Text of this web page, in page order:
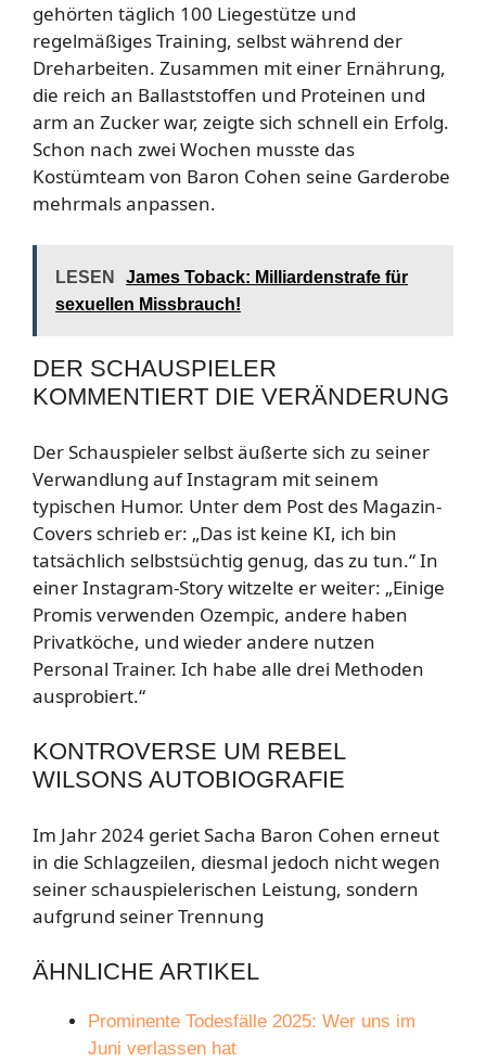
gehörten täglich 100 Liegestütze und
regelmäßiges Training, selbst während der
Dreharbeiten. Zusammen mit einer Ernährung,
die reich an Ballaststoffen und Proteinen und
arm an Zucker war, zeigte sich schnell ein Erfolg.
Schon nach zwei Wochen musste das
Kostümteam von Baron Cohen seine Garderobe
mehrmals anpassen.
LESEN
James Toback: Milliardenstrafe für
sexuellen Missbrauch!
DER SCHAUSPIELER
KOMMENTIERT DIE VERÄNDERUNG
Der Schauspieler selbst äußerte sich zu seiner
Verwandlung auf Instagram mit seinem
typischen Humor. Unter dem Post des Magazin-
Covers schrieb er: „Das ist keine KI, ich bin
tatsächlich selbstsüchtig genug, das zu tun.“ In
einer Instagram-Story witzelte er weiter: „Einige
Promis verwenden Ozempic, andere haben
Privatköche, und wieder andere nutzen
Personal Trainer. Ich habe alle drei Methoden
ausprobiert.“
KONTROVERSE UM REBEL
WILSONS AUTOBIOGRAFIE
Im Jahr 2024 geriet Sacha Baron Cohen erneut
in die Schlagzeilen, diesmal jedoch nicht wegen
seiner schauspielerischen Leistung, sondern
aufgrund seiner Trennung
ÄHNLICHE ARTIKEL
Prominente Todesfälle 2025: Wer uns im
Juni verlassen hat